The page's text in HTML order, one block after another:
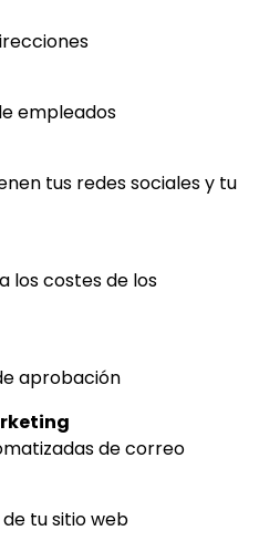
empleados
tus redes sociales y tu
los costes de los
aprobación
de correo
tu sitio web